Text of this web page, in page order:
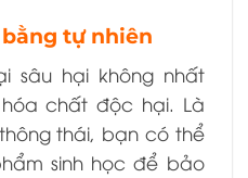
tự nhiên
sâu hại không nhất
chất độc hại. Là
thái, bạn có thể
sinh học để bảo